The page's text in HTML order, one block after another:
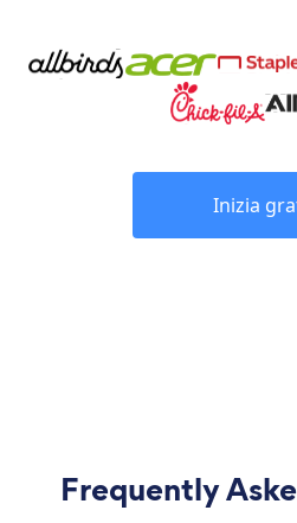
Inizia
Frequently